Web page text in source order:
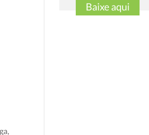
Baixe aqui